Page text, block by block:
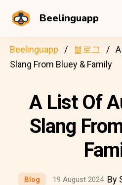
Beelinguapp
Beelinguapp 블로그
Slang From Bluey & Family
A List Of
Slang
Blog 19 August 2024 By